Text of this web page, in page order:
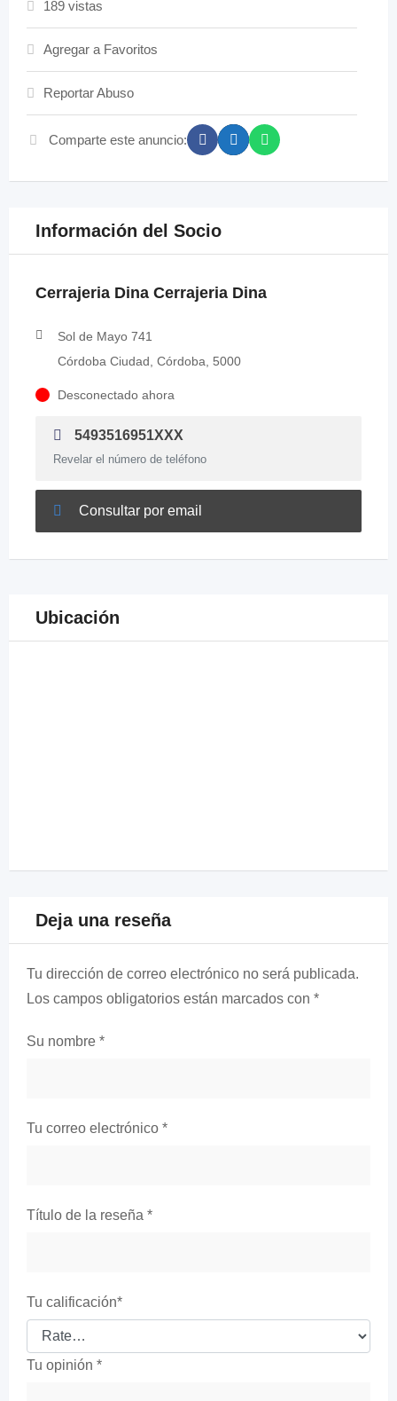
189 vistas
Agregar a Favoritos
Reportar Abuso
Comparte este anuncio:
Información del Socio
Cerrajeria Dina Cerrajeria Dina
Sol de Mayo 741
Córdoba Ciudad, Córdoba, 5000
Desconectado ahora
5493516951XXX
Revelar el número de teléfono
Consultar por email
Ubicación
Deja una reseña
Tu dirección de correo electrónico no será publicada.
Los campos obligatorios están marcados con *
Su nombre *
Tu correo electrónico *
Título de la reseña *
Tu calificación*
Tu opinión *